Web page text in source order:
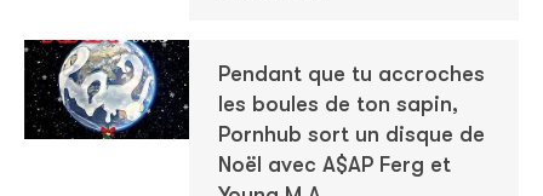
Pendant que tu accroches
les boules de ton sapin,
Pornhub sort un disque de
Noël avec A$AP Ferg et